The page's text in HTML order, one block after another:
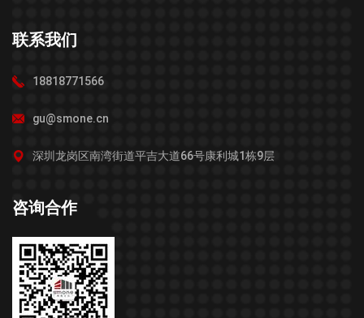
联系我们
18818771566
gu@smone.cn
深圳龙岗区南湾街道平吉大道66号康利城1栋9层
咨询合作